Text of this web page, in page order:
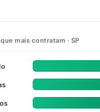
mais contratam · SP